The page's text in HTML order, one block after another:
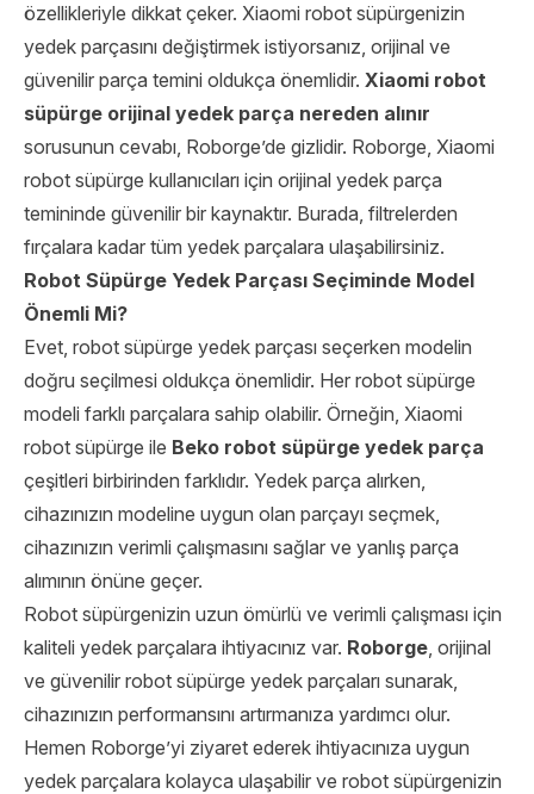
özellikleriyle dikkat çeker. Xiaomi robot süpürgenizin
yedek parçasını değiştirmek istiyorsanız, orijinal ve
güvenilir parça temini oldukça önemlidir. Xiaomi robot
süpürge orijinal yedek parça nereden alınır
sorusunun cevabı, Roborge’de gizlidir. Roborge, Xiaomi
robot süpürge kullanıcıları için orijinal yedek parça
temininde güvenilir bir kaynaktır. Burada, filtrelerden
fırçalara kadar tüm yedek parçalara ulaşabilirsiniz.
Robot Süpürge Yedek Parçası Seçiminde Model
Önemli Mi?
Evet, robot süpürge yedek parçası seçerken modelin
doğru seçilmesi oldukça önemlidir. Her robot süpürge
modeli farklı parçalara sahip olabilir. Örneğin, Xiaomi
robot süpürge ile Beko robot süpürge yedek parça
çeşitleri birbirinden farklıdır. Yedek parça alırken,
cihazınızın modeline uygun olan parçayı seçmek,
cihazınızın verimli çalışmasını sağlar ve yanlış parça
alımının önüne geçer.
Robot süpürgenizin uzun ömürlü ve verimli çalışması için
kaliteli yedek parçalara ihtiyacınız var. Roborge, orijinal
ve güvenilir robot süpürge yedek parçaları sunarak,
cihazınızın performansını artırmanıza yardımcı olur.
Hemen Roborge’yi ziyaret ederek ihtiyacınıza uygun
yedek parçalara kolayca ulaşabilir ve robot süpürgenizin